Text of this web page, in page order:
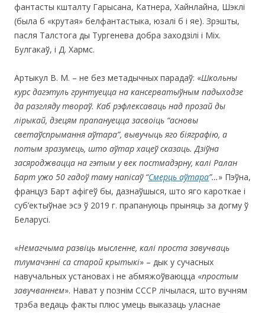
фантасты кшталту Гарысана, Катнера, Хайнлайна, Шэклі
(была б «крутая» белфантастыка, юзалі б і яе). Зрэшты,
пасля Талстога ды Тургенева добра заходзілі і Міх.
Булгакаў, і Д. Хармс.
Артыкул В. М. – не без метадычных парадаў: «Школьны
курс дагэтуль грунтуецца на кансерватыўным падыходзе
да разгляду твораў. Каб рэфлексаваць над прозай ды
лірыкай, дзецям прапануецца засвоіць “асновы
светаўспрымання аўтара”, вывучыць яго біяграфію, а
потым зразумець, што аўтар хацеў сказаць. Дзіўна
засяроджвацца на гэтым у век постмадэрну, калі Ралан
Барт ужо 50 гадоў таму напісаў “Смерць аўтара”…» Пэўна,
француз Барт афігеў бы, дазнаўшыся, што яго кароткае і
суб’ектыўнае эсэ ў 2019 г. прапануюць прыняць за догму ў
Беларусі.
«Немагчыма развіць мысленне, калі проста завучваць
тлумачэнні са старой крытыкі» – дык у сучасных
навучальных установах і не абмяжоўваюцца «простым
завучваннем». Нават у познім СССР лічылася, што вучням
трэба ведаць факты плюс умець выказаць уласнае